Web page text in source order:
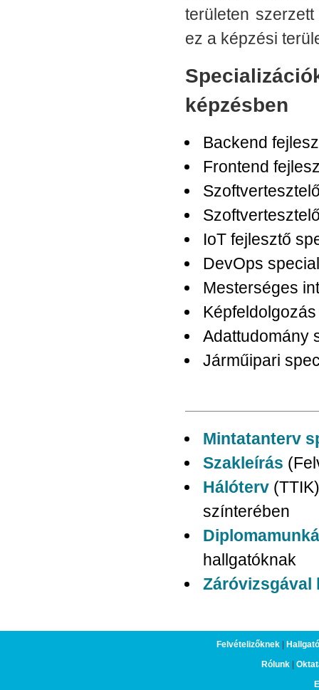
területen
ez a képzési
képzésben
Backend
Frontend
IoT fejlesztő
DevOps
Mesterséges
Adattudomány
Járműipari
Mintatanterv
Szakleírás
Hálóterv
színterében
hallgatóknak
Záróvizsgával
Felvételizőknek|
Rólunk|